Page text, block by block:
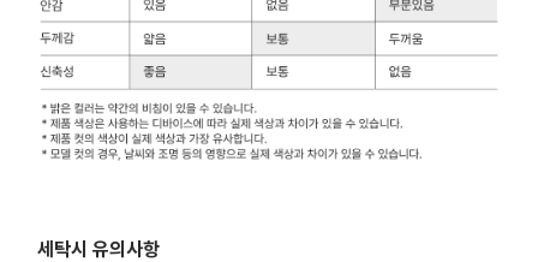
세탁시 유의사항